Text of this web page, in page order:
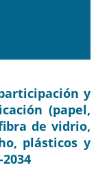
y
(papel,
de vidrio,
plásticos y